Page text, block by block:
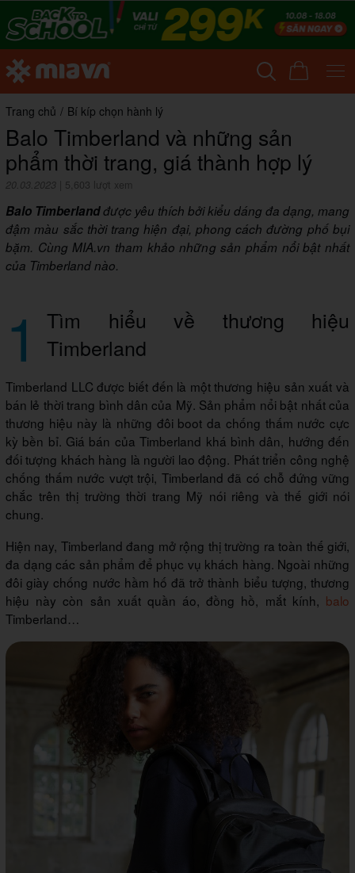
Trang chủ / Bí kíp chọn hành lý
Balo Timberland và những sản
phẩm thời trang, giá thành hợp lý
20.03.2023 5,603 lượt xem
Balo Timberlandđược yêu thích bởi kiểu dáng đa dạng, mang
đậm màu sắc thời trang hiện đại, phong cách đường phố bụi
bặm. Cùng MIA.vn tham khảo những sản phẩm nổi bật nhất
của Timberland nào.
1
Tìm hiểu về thương hiệu
Timberland
Timberland LLC được biết đến là một thương hiệu sản xuất và
bán lẻ thời trang bình dân của Mỹ. Sản phẩm nổi bật nhất của
thương hiệu này là những đôi boot da chống thấm nước cực
kỳ bền bỉ. Giá bán của Timberland khá bình dân, hướng đến
đối tượng khách hàng là người lao động. Phát triển công nghệ
chống thấm nước vượt trội, Timberland đã có chỗ đứng vững
chắc trên thị trường thời trang Mỹ nói riêng và thế giới nói
chung.
Hiện nay, Timberland đang mở rộng thị trường ra toàn thế giới,
đa dạng các sản phẩm để phục vụ khách hàng. Ngoài những
đôi giày chống nước hầm hố đã trở thành biểu tượng, thương
hiệu này còn sản xuất quần áo, đồng hồ, mắt kính, balo
Timberland…